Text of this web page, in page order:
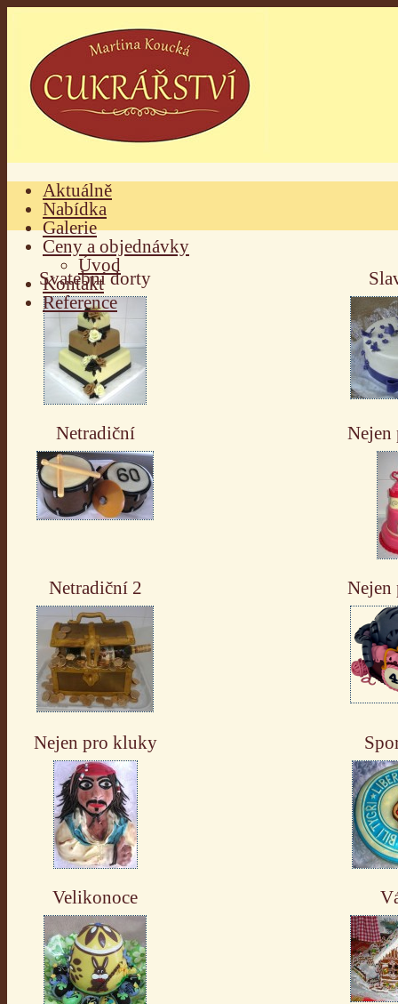
Aktuálně
Nabídka
Galerie
Ceny a objednávky
Úvod
Kontakt
Reference
Svatební dorty
Netradiční
Netradiční 2
Nejen pro kluky
Velikonoce